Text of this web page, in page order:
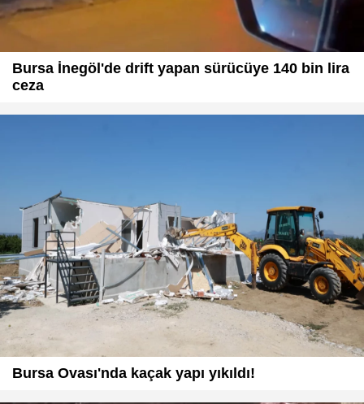
Bursa İnegöl'de drift yapan sürücüye 140 bin lira
ceza
Bursa Ovası'nda kaçak yapı yıkıldı!